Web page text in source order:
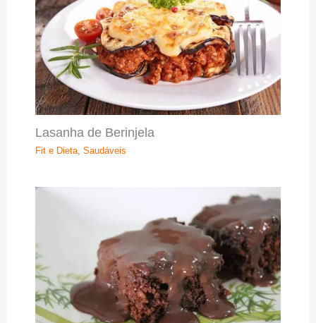
Lasanha de Berinjela
Fit e Dieta, Saudáveis